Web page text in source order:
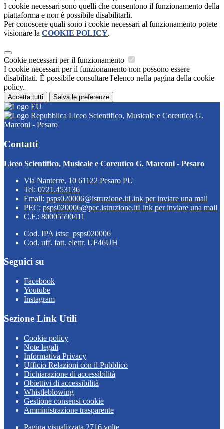
I cookie necessari sono quelli che consentono il funzionamento della
piattaforma e non è possibile disabilitarli.
Per conoscere quali sono i cookie necessari al funzionamento potete
visionare la COOKIE POLICY.
Cookie necessari per il funzionamento
I cookie necessari per il funzionamento non possono essere
disabilitati. È possibile consultare l'elenco nella pagina della cookie
policy.
Accetta tutti Salva le preferenze
Liceo Scientifico, Musicale e Coreutico G.
Marconi - Pesaro
Contatti
Liceo Scientifico, Musicale e Coreutico G. Marconi - Pesaro
Via Nanterre, 10 61122 Pesaro PU
Tel: 0721.453136
Email: psps020006@istruzione.itLink per inviare una mail
PEC: psps020006@pec.istruzione.itLink per inviare una mail
C.F.: 80005590411
Cod. IPA istsc_psps020006
Cod. uff. fatt. elettr. UF46UH
Seguici su
Facebook
Youtube
Instagram
Sezione Link Utili
Cookie policy
Note legali
Informativa Privacy
Ufficio Relazioni con il Pubblico
Dichiarazione di accessibilità
Obiettivi di accessibilità
Whistleblowing
Gestione consensi cookie
Amministrazione trasparente
Pagina visualizzata 2716 volte